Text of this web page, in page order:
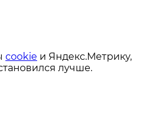
cookie и Яндекс.Метрику,
лучше.